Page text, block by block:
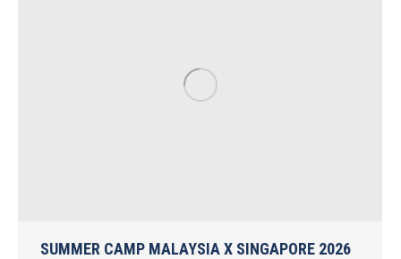
SUMMER CAMP MALAYSIA X SINGAPORE 2026